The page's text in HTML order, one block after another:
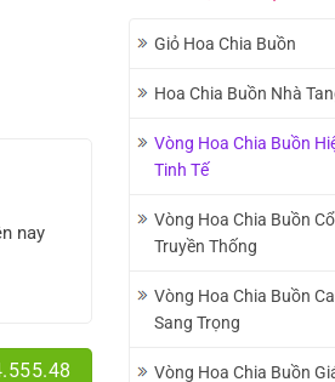
Giỏ Hoa Chia Buồn
Hoa Chia Buồn Nhà
Vòng Hoa Chia Buồn
Tinh Tế
Vòng Hoa Chia Buồn
Truyền Thống
Vòng Hoa Chia Buồn
Sang Trọng
Vòng Hoa Chia Buồn
nay